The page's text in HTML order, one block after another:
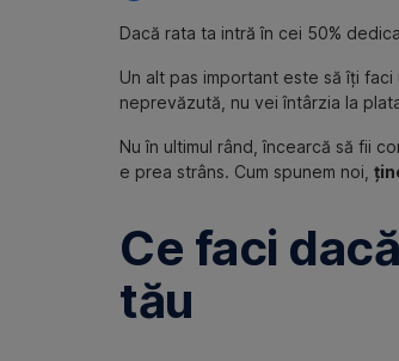
Dacă rata ta intră în cei 50%
Un alt pas important este să îți
neprevăzută, nu vei întârzia la
Nu în ultimul rând, încearcă să fii
e prea strâns. Cum spunem noi,
Ce faci
tău